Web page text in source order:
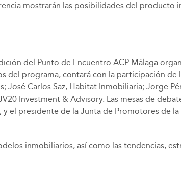
mostrarán las posibilidades del
del Punto de Encuentro ACP Málaga
del programa, contará con la participación
Carlos Saz, Habitat Inmobiliaria; Jorge
Investment & Advisory. Las mesas de
el presidente de la Junta de Promotores de
inmobiliarios, así como las tendencias,